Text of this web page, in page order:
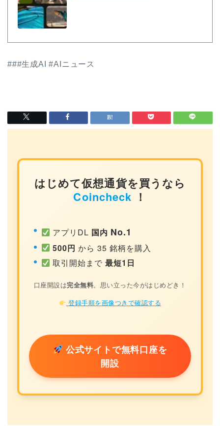
###生成AI #AIニュース
はじめて仮想通貨を買うなら
Coincheck ！
アプリDL 国内 No.1
500円 から 35 銘柄を購入
取引開始まで最短1日
口座開設は完全無料。思い立った今がはじめどき！
登録手順を画像つきで確認する
公式サイトで無料口座を
開設